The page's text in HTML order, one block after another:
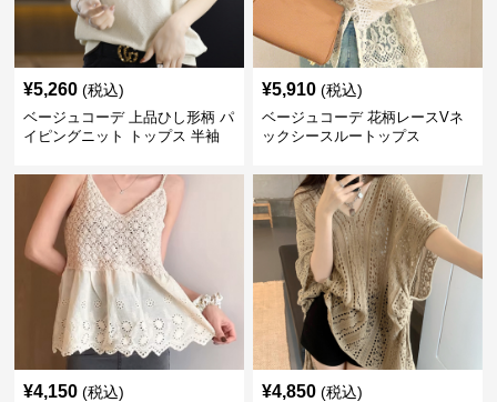
¥5,260 (税込)
ベージュコーデ 上品ひし形柄 パ
イピングニット トップス 半袖
¥5,910 (税込)
ベージュコーデ 花柄レースVネ
ックシースルートップス
¥4,150 (税込) ¥4,850 (税込)